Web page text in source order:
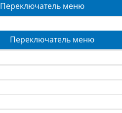
Переключатель меню
Переключатель меню